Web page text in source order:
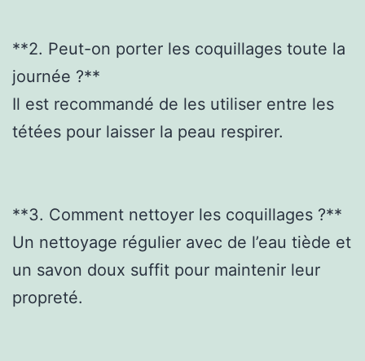
**2. Peut-on porter les coquillages toute la
journée ?**
Il est recommandé de les utiliser entre les
tétées pour laisser la peau respirer.
**3. Comment nettoyer les coquillages ?**
Un nettoyage régulier avec de l’eau tiède et
un savon doux suffit pour maintenir leur
propreté.